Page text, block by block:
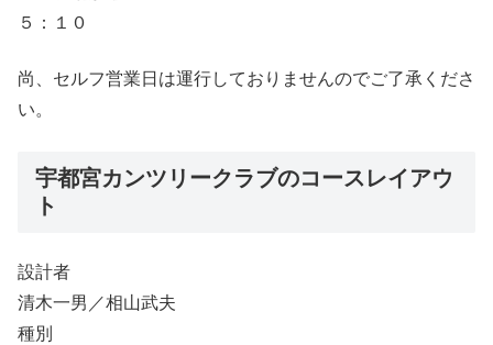
５：１０
尚、セルフ営業日は運行しておりませんのでご了承くださ
い。
宇都宮カンツリークラブのコースレイアウ
ト
設計者
清木一男／相山武夫
種別